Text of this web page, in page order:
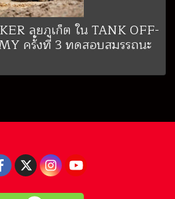
ลุยภูเก็ต ใน TANK OFF-
ครั้งที่ 3 ทดสอบสมรรถนะ